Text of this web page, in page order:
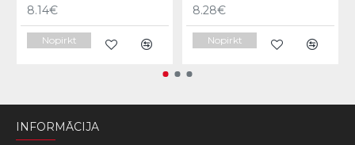
8.14€
Nopirkt
8.28€
Nopirkt
INFORMĀCIJA